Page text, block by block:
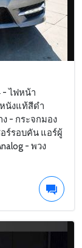
- ไฟหน้า
นังแท้สีดำ
- กระจกมอง
ร์รอบคัน แอร์ผู้
- พวง